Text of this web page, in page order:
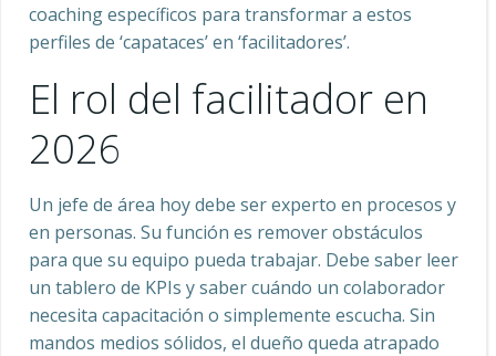
coaching específicos para transformar a estos
perfiles de ‘capataces’ en ‘facilitadores’.
El rol del facilitador en
2026
Un jefe de área hoy debe ser experto en procesos y
en personas. Su función es remover obstáculos
para que su equipo pueda trabajar. Debe saber leer
un tablero de KPIs y saber cuándo un colaborador
necesita capacitación o simplemente escucha. Sin
mandos medios sólidos, el dueño queda atrapado